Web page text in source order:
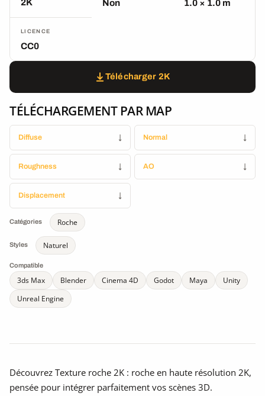
2K Non 1.0 × 1.0 m
LICENCE
CC0
Télécharger 2K
TÉLÉCHARGEMENT PAR MAP
Diffuse ↓ Normal ↓
Roughness ↓ AO ↓
Displacement ↓
Catégories Roche
Styles Naturel
Compatible
3ds Max Blender Cinema 4D Godot Maya
Unity
Unreal Engine
Découvrez Texture roche 2K : roche en haute résolution 2K,
pensée pour intégrer parfaitement vos scènes 3D.